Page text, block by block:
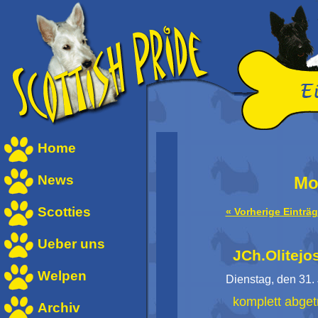
Home
News
Scotties
Ueber uns
Welpen
Archiv
« Vorherige
Dienstag, den 31.
komplett